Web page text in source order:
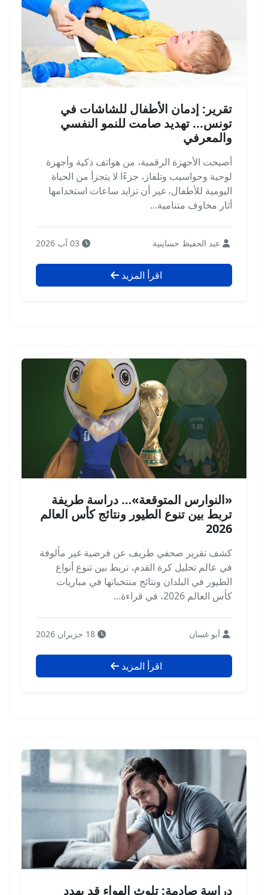
تقرير: إدمان الأطفال للشاشات في
تونس... تهديد صامت للنمو النفسي
والمعرفي
أصبحت الأجهزة الرقمية، من هواتف ذكية وأجهزة
لوحية وحواسيب وتلفاز، جزءًا لا يتجزأ من الحياة
اليومية للأطفال، غير أن تزايد ساعات استخدامها
أثار مخاوف متنامية...
عبد الحفيظ حساينية
اقرأ المزيد
«النوارس المتوقعة»… دراسة طريفة
تربط بين تنوع الطيور ونتائج كأس العالم
2026
كشف تقرير صحفي طريف عن فرضية غير مألوفة
في عالم تحليل كرة القدم، تربط بين تنوع أنواع
الطيور في البلدان ونتائج منتخباتها في مباريات
كأس العالم 2026، في قراءة...
أبو غسان
اقرأ المزيد
دراسة صادمة: تلوث الهواء قد يهدد